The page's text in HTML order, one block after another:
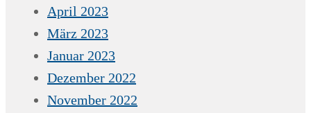
April 2023
März 2023
Januar 2023
Dezember 2022
November 2022